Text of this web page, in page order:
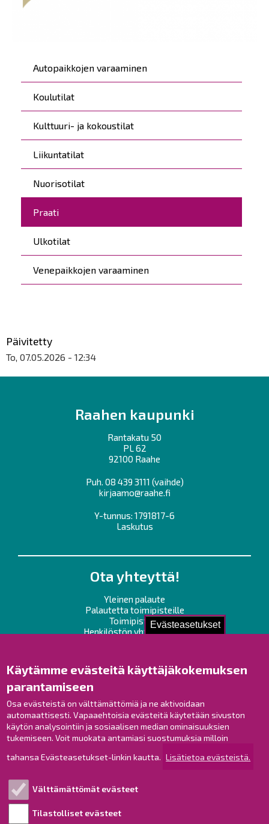
Evästeasetukset
Käytämme evästeitä käyttäjäkokemuksen
parantamiseen
Osa evästeistä on välttämättömiä ja ne aktivoidaan
automaattisesti. Vapaaehtoisia evästeitä käytetään sivuston
käytön analysointiin ja sosiaalisen median ominaisuuksien
tukemiseen. Voit muokata antamiasi suostumuksia milloin
tahansa Evästeasetukset-linkin kautta. Lisätietoa evästeistä.
Välttämättömät evästeet
Tilastolliset evästeet
Päävalikko
Autopaikkojen varaaminen
Koulutilat
Kulttuuri- ja kokoustilat
Liikuntatilat
Nuorisotilat
Praati
Ulkotilat
Venepaikkojen varaaminen
Päivitetty
To, 07.05.2026 - 12:34
Raahen kaupunki
Rantakatu 50
PL 62
92100 Raahe
Puh. 08 439 3111 (vaihde)
kirjaamo@raahe.fi
Y-tunnus: 1791817-6
Laskutus
Ota yhteyttä!
Yleinen palaute
Palautetta toimipisteille
Toimipisteet
Henkilöstön yhteystiedot
Raahe Facebookissa
Raahe Instagramissa
Raahe LinkedInissä
Raahe YouTubessa
Esityslistat ja pöytäkirjat
Viranhaltijapäätökset